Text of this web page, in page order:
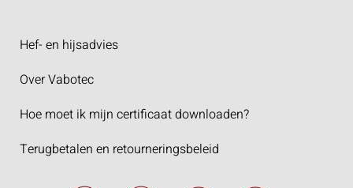
Hef- en hijsadvies
Over Vabotec
Hoe moet ik mijn certificaat downloaden?
Terugbetalen en retourneringsbeleid